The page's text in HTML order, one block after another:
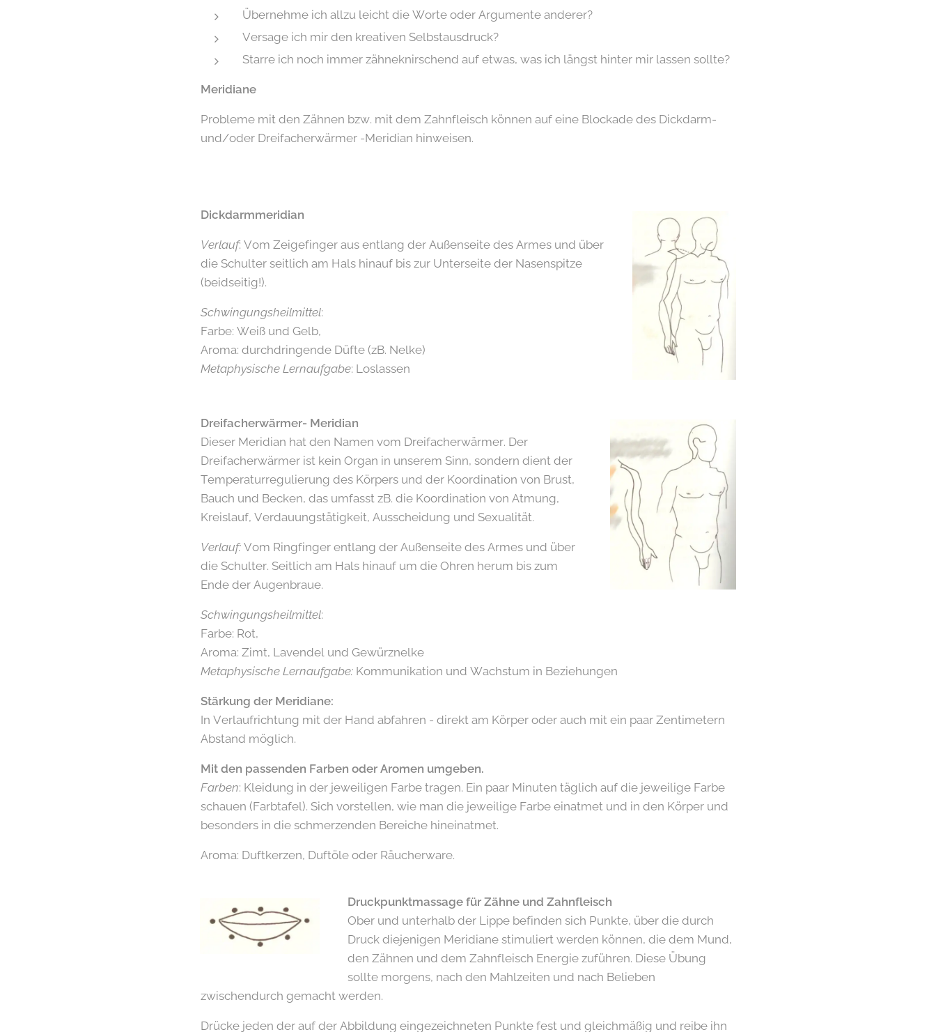
Übernehme ich allzu leicht die Worte oder Argumente anderer?
Versage ich mir den kreativen Selbstausdruck?
Starre ich noch immer zähneknirschend auf etwas, was ich längst hinter mir lassen sollte?
Meridiane
Probleme mit den Zähnen bzw. mit dem Zahnfleisch können auf eine Blockade des Dickdarm-
und/oder Dreifacherwärmer -Meridian hinweisen.
Dickdarmmeridian
Verlauf: Vom Zeigefinger aus entlang der Außenseite des Armes und über
die Schulter seitlich am Hals hinauf bis zur Unterseite der Nasenspitze
(beidseitig!).
Schwingungsheilmittel:
Farbe: Weiß und Gelb,
Aroma: durchdringende Düfte (zB. Nelke)
Metaphysische Lernaufgabe: Loslassen
Dreifacherwärmer- Meridian
Dieser Meridian hat den Namen vom Dreifacherwärmer. Der
Dreifacherwärmer ist kein Organ in unserem Sinn, sondern dient der
Temperaturregulierung des Körpers und der Koordination von Brust,
Bauch und Becken, das umfasst zB. die Koordination von Atmung,
Kreislauf, Verdauungstätigkeit, Ausscheidung und Sexualität.
Verlauf:Vom Ringfinger entlang der Außenseite des Armes und über
die Schulter. Seitlich am Hals hinauf um die Ohren herum bis zum
Ende der Augenbraue.
Schwingungsheilmittel:
Farbe: Rot,
Aroma: Zimt, Lavendel und Gewürznelke
Metaphysische Lernaufgabe: Kommunikation und Wachstum in Beziehungen
Stärkung der Meridiane:
In Verlaufrichtung mit der Hand abfahren - direkt am Körper oder auch mit ein paar Zentimetern
Abstand möglich.
Mit den passenden Farben oder Aromen umgeben.
Farben: Kleidung in der jeweiligen Farbe tragen. Ein paar Minuten täglich auf die jeweilige Farbe
schauen (Farbtafel). Sich vorstellen, wie man die jeweilige Farbe einatmet und in den Körper und
besonders in die schmerzenden Bereiche hineinatmet.
Aroma: Duftkerzen, Duftöle oder Räucherware.
Druckpunktmassage für Zähne und Zahnfleisch
Ober und unterhalb der Lippe befinden sich Punkte, über die durch
Druck diejenigen Meridiane stimuliert werden können, die dem Mund,
den Zähnen und dem Zahnfleisch Energie zuführen. Diese Übung
sollte morgens, nach den Mahlzeiten und nach Belieben
zwischendurch gemacht werden.
Drücke jeden der auf der Abbildung eingezeichneten Punkte fest und gleichmäßig und reibe ihn